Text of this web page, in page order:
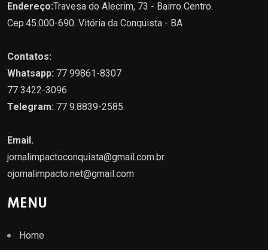
Endereço:Travesa do Alecrim, 73 - Bairro Centro.
Cep.45.000-690. Vitória da Conquista - BA
Contatos:
Whatsapp: 77 99861-8307
77 3422-3096
Telegram: 77 9.8839-2585.
Email.
jornalimpactoconquista@gmail.com.br.
ojornalimpacto.net@gmail.com
MENU
Home